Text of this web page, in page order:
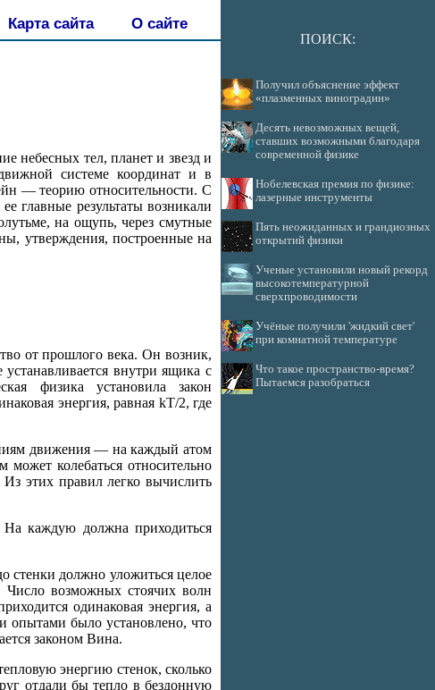
Карта сайта О сайте
небесных тел, планет и звезд и
системе координат и в
— теорию относительности. С
главные результаты возникали
на ощупь, через смутные
утверждения, построенные на
от прошлого века. Он возник,
внутри ящика с
физика установила закон
энергия, равная kT/2, где
движения — на каждый атом
колебаться относительно
этих правил легко вычислить
каждую должна приходиться
стенки должно уложиться целое
возможных стоячих волн
одинаковая энергия, а
опытами было установлено, что
законом Вина.
энергию стенок, сколько
отдали бы тепло в бездонную
ПОИСК:
Получил объяснение эффект
«плазменных виноградин»
Десять невозможных вещей,
ставших возможными благодаря
современной физике
Нобелевская премия по физике:
лазерные инструменты
Пять неожиданных и грандиозных
открытий физики
Ученые установили новый рекорд
высокотемпературной
сверхпроводимости
Учёные получили 'жидкий свет'
при комнатной температуре
Что такое пространство-время?
Пытаемся разобраться